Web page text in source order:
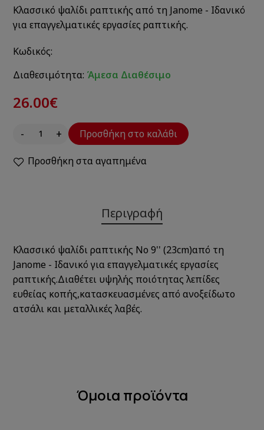
Κλασσικό ψαλίδι ραπτικής από τη Janome - Ιδανικό
για επαγγελματικές εργασίες ραπτικής.
Κωδικός:
Διαθεσιμότητα: Άμεσα Διαθέσιμο
26.00€
- + Προσθήκη στο καλάθι
Προσθήκη στα αγαπημένα
Περιγραφή
Κλασσικό ψαλίδι ραπτικής Νο 9'' (23cm)από τη
Janome - Ιδανικό για επαγγελματικές εργασίες
ραπτικής.Διαθέτει υψηλής ποιότητας λεπίδες
ευθείας κοπής,κατασκευασμένες από ανοξείδωτο
ατσάλι και μεταλλικές λαβές.
Όμοια προϊόντα